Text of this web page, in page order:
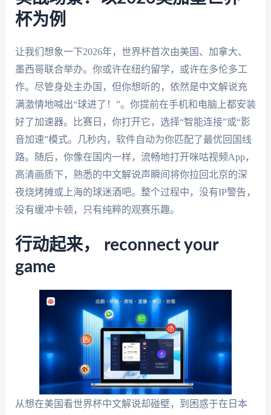
杯为例
让我们想象一下2026年，世界杯首次由美国、加拿大、
墨西哥联合举办。你或许在纽约留学，或许在多伦多工
作。尽管身处主办国，但你想听的，依然是中文解说充
满激情地喊出“球进了！”。你提前在手机和电脑上都安装
好了加速器。比赛日，你打开它，选择“智能连接”或“影
音加速”模式。几秒内，软件自动为你匹配了最优回国线
路。随后，你像在国内一样，流畅地打开咪咕视频App，
高清画质下，熟悉的中文解说声瞬间将你拉回北京的深
夜烧烤摊或上海的球迷酒吧。整个过程中，没有IP警告，
没有缓冲卡顿，只有纯粹的观赛乐趣。
行动起来， reconnect your
game
从想在美国看世界杯中文解说却碰壁，到困惑于在日本